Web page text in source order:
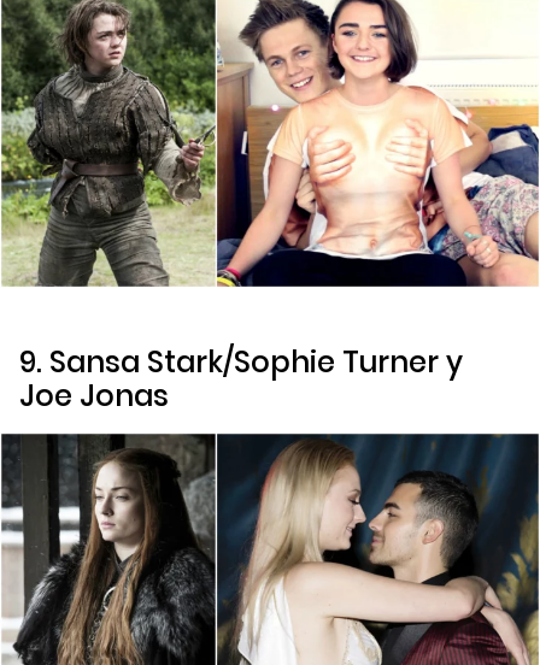
9. Sansa Stark/Sophie Turner y
Joe Jonas